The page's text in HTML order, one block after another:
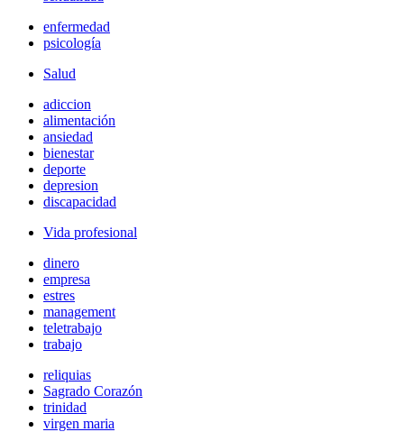
enfermedad
psicología
Salud
adiccion
alimentación
ansiedad
bienestar
deporte
depresion
discapacidad
Vida profesional
dinero
empresa
estres
management
teletrabajo
trabajo
reliquias
Sagrado Corazón
trinidad
virgen maria